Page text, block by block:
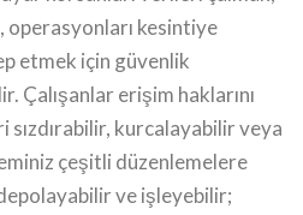
kesintiye
etmek için güvenlik
Çalışanlar erişim haklarını
kurcalayabilir veya
çeşitli düzenlemelere
ve işleyebilir;